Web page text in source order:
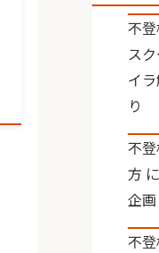
不
ス
イ
り
不
方
企
不